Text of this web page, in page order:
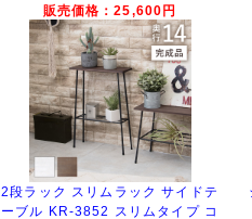
販売価格：25,600円
2段ラック スリムラック サイドテ
ーブル KR-3852 スリムタイプ コ